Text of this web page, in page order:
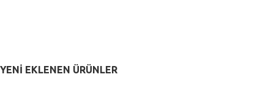
YENI EKLENEN ÜRÜNLER